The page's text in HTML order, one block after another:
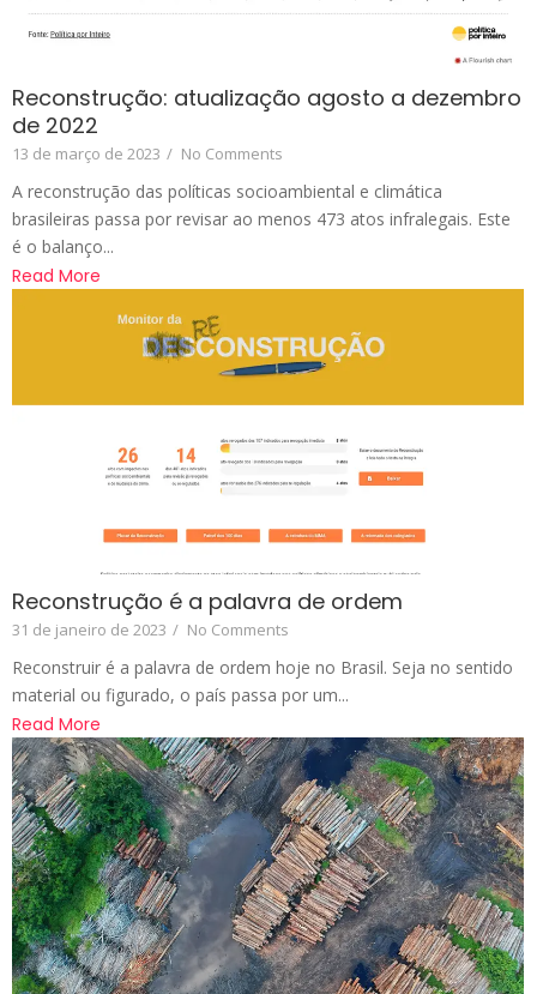
Reconstrução: atualização agosto a dezembro
de 2022
13 de março de 2023 / No Comments
A reconstrução das políticas socioambiental e climática
brasileiras passa por revisar ao menos 473 atos infralegais. Este
é o balanço...
Read More
Reconstrução é a palavra de ordem
31 de janeiro de 2023 / No Comments
Reconstruir é a palavra de ordem hoje no Brasil. Seja no sentido
material ou figurado, o país passa por um...
Read More